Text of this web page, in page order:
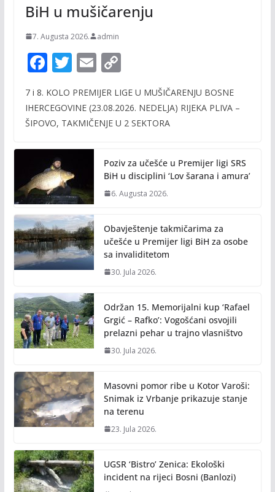
BiH u mušičarenju
7. Augusta 2026. admin
F
e
b
o
k
T
itt
er
E
ai
l
C
p
y
n
k
7 i 8. KOLO PREMIJER LIGE U MUŠIČARENJU BOSNE
IHERCEGOVINE (23.08.2026. NEDELJA) RIJEKA PLIVA –
ŠIPOVO, TAKMIČENJE U 2 SEKTORA
Poziv za učešće u Premijer ligi SRS
BiH u disciplini ‘Lov šarana i amura’
6. Augusta 2026.
Obavještenje takmičarima za
učešće u Premijer ligi BiH za osobe
sa invaliditetom
30. Jula 2026.
Održan 15. Memorijalni kup ‘Rafael
Grgić – Rafko’: Vogošćani osvojili
prelazni pehar u trajno vlasništvo
30. Jula 2026.
Masovni pomor ribe u Kotor Varoši:
Snimak iz Vrbanje prikazuje stanje
na terenu
23. Jula 2026.
UGSR ‘Bistro’ Zenica: Ekološki
incident na rijeci Bosni (Banlozi)